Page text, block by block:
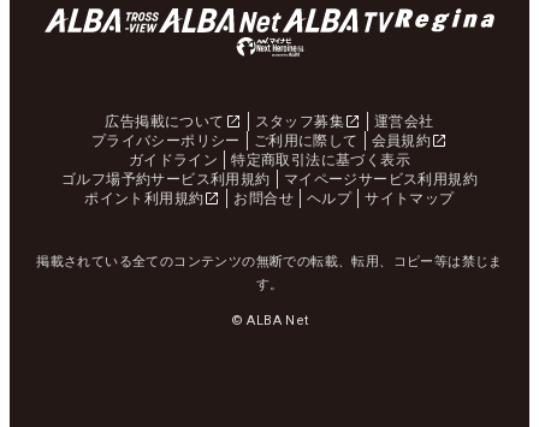
広告掲載について スタッフ募集
運営会社
プライバシーポリシー
ご利用に際して
会員規約
ガイドライン
特定商取引法に基づく表示
ゴルフ場予約サービス利用規約
マイページサービス利用規約
ポイント利用規約
お問合せ ヘルプ サイトマップ
掲載されている全てのコンテンツの無断での転載、転用、コピー等は禁じま
す。
© ALBA Net